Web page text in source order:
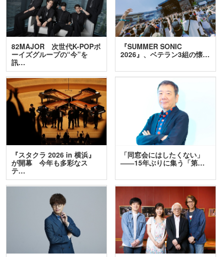
82MAJOR 次世代K-POPボ
ーイズグループの“今”を
訊…
『SUMMER SONIC
2026』、ベテラン3組の懐…
『スタクラ 2026 in 横浜』
が開幕 今年も多彩なス
テ…
「同窓会にはしたくない」
――15年ぶりに集う「第…